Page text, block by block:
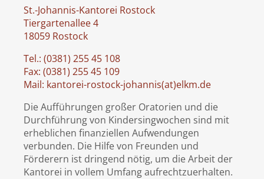
St.-Johannis-Kantorei Rostock
Tiergartenallee 4
18059 Rostock
Tel.: (0381) 255 45 108
Fax: (0381) 255 45 109
Mail: kantorei-rostock-johannis(at)elkm.de
Die Aufführungen großer Oratorien und die
Durchführung von Kindersingwochen sind mit
erheblichen finanziellen Aufwendungen
verbunden. Die Hilfe von Freunden und
Förderern ist dringend nötig, um die Arbeit der
Kantorei in vollem Umfang aufrechtzuerhalten.